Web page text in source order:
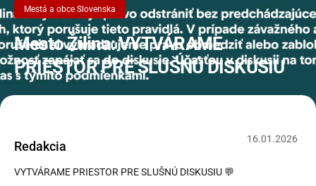
Mestá a obce Slovenska
Mesto Žilina: VYTVÁRAME
PRIESTOR PRE SLUŠNÚ DISKUSIU
Redakcia 16.01 .2026
VYTVÁRAME PRIESTOR PRE SLUŠNÚ DISKUSIU 💬